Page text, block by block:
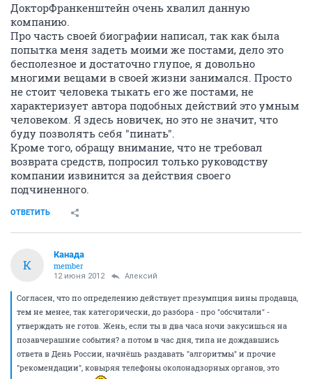
ДокторФранкенштейн очень хвалил данную
компанию.
Про часть своей биографии написал, так как была
попытка меня задеть моими же постами, дело это
бесполезное и достаточно глупое, я довольно
многими вещами в своей жизни занимался. Просто
не стоит человека тыкать его же постами, не
характеризует автора подобных действий это умным
человеком. Я здесь новичек, но это не значит, что
буду позволять себя "пинать".
Кроме того, обращу внимание, что не требовал
возврата средств, попросил только руководству
компании извинится за действия своего
подчиненного.
ОТВЕТИТЬ
К
Канада
member
12 июня 2012 Алексий
Согласен, что по определению действует презумпция вины продавца,
тем не менее, так категорически, до разбора - про "обсчитали" -
утверждать не готов. Жень, если ты в два часа ночи закусишься на
позавчерашние события? а потом в час дня, типа не дождавшись
ответа в День России, начнёшь раздавать "алгоритмы" и прочие
"рекомендации", ковыряя телефоны околонадзорных органов, это